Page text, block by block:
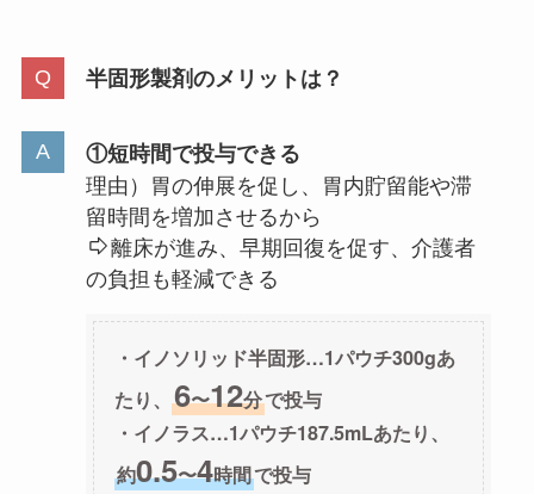
半固形製剤のメリットは？
①短時間で投与できる
理由）胃の伸展を促し、胃内貯留能や滞
留時間を増加させるから
離床が進み、早期回復を促す、介護者
の負担も軽減できる
・イノソリッド半固形…1パウチ300gあ
たり、 6〜12分で投与
・イノラス…1パウチ187.5mLあたり、
約0.5〜4時間で投与